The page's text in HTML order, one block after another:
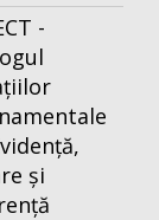
-
și